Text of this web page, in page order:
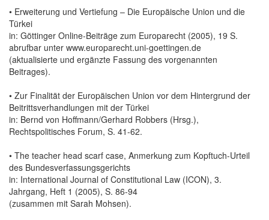
• Erweiterung und Vertiefung – Die Europäische Union und die
Türkei
in: Göttinger Online-Beiträge zum Europarecht (2005), 19 S.
abrufbar unter www.europarecht.uni-goettingen.de
(aktualisierte und ergänzte Fassung des vorgenannten
Beitrages).
• Zur Finalität der Europäischen Union vor dem Hintergrund der
Beitrittsverhandlungen mit der Türkei
in: Bernd von Hoffmann/Gerhard Robbers (Hrsg.),
Rechtspolitisches Forum, S. 41-62.
• The teacher head scarf case, Anmerkung zum Kopftuch-Urteil
des Bundesverfassungsgerichts
in: International Journal of Constitutional Law (ICON), 3.
Jahrgang, Heft 1 (2005), S. 86-94
(zusammen mit Sarah Mohsen).